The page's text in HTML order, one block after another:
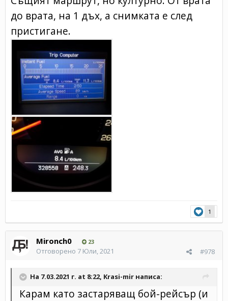
до врата, на 1 дъх, а снимката е след
пристигане.
1
Mironch0 23
#978
Отговорено 7 Юли, 2021
На 7.03.2021 г. at 8:22, Krasi-mir написа:
Карам като застаряващ бой-рейсър (и